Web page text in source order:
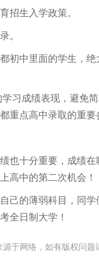
招生入学政策。
。
初中里面的学生，
习成绩表现，避免
重点高中录取的重要
也十分重要，成绩
高中的第二次机会！
己的薄弱科目，同
全日制大学！
源于网络，如有版权问题